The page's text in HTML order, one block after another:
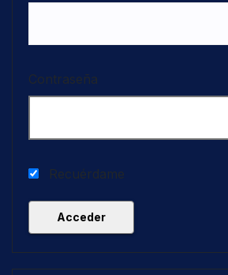
Contraseña
Recuérdame